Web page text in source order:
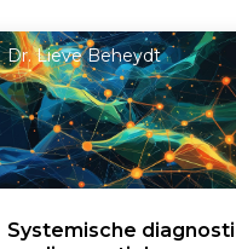
Dr. Lieve Beheydt
Systemische